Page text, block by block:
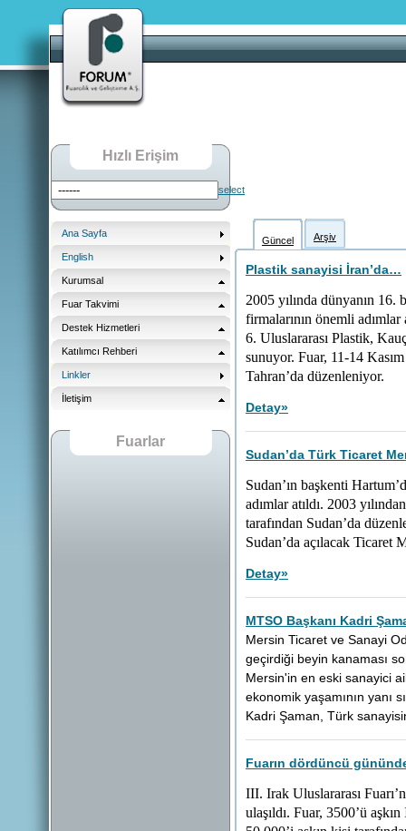
Hızlı Erişim
select
Ana Sayfa
English
Kurumsal
Fuar Takvimi
Destek Hizmetleri
Katılımcı Rehberi
Linkler
İletişim
Fuarlar
Güncel Arşiv
Plastik sanayisi İran’da…
2005 yılında dünyanın
firmalarının önemli
6. Uluslararası Plastik,
sunuyor. Fuar, 11-14
Tahran’da düzenleniyor.
Detay»
Sudan’da Türk Ticaret
Sudan’ın başkenti
adımlar atıldı. 2003
tarafından Sudan’da
Sudan’da açılacak Ticaret
Detay»
MTSO Başkanı Kadri
Mersin Ticaret ve Sanayi
geçirdiği beyin kanaması
Mersin'in en eski sanayici
ekonomik yaşamının yanı
Kadri Şaman, Türk
Fuarın dördüncü
III. Irak Uluslararası
ulaşıldı. Fuar, 3500’ü